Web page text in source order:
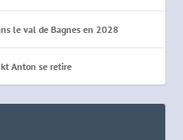
le val de Bagnes en 2028
Anton se retire